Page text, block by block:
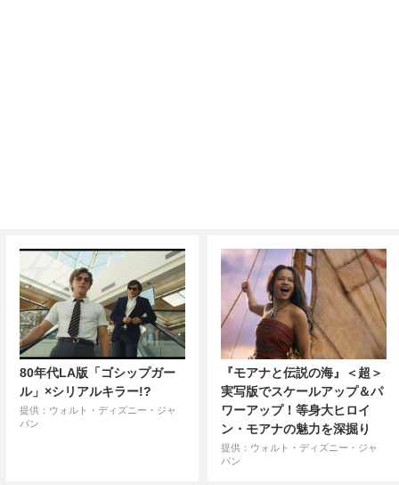
80年代LA版「ゴシップガー
ル」×シリアルキラー!?
提供：ウォルト・ディズニー・ジャ
パン
『モアナと伝説の海』＜超＞
実写版でスケールアップ＆パ
ワーアップ！等身大ヒロイ
ン・モアナの魅力を深掘り
提供：ウォルト・ディズニー・ジャ
パン